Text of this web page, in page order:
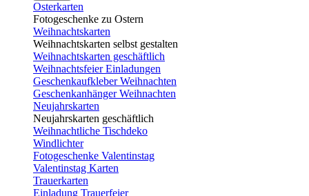
Osterkarten
Fotogeschenke zu Ostern
Weihnachtskarten
Weihnachtskarten selbst gestalten
Weihnachtskarten geschäftlich
Weihnachtsfeier Einladungen
Geschenkaufkleber Weihnachten
Geschenkanhänger Weihnachten
Neujahrskarten
Neujahrskarten geschäftlich
Weihnachtliche Tischdeko
Windlichter
Fotogeschenke Valentinstag
Valentinstag Karten
Trauerkarten
Einladung Trauerfeier